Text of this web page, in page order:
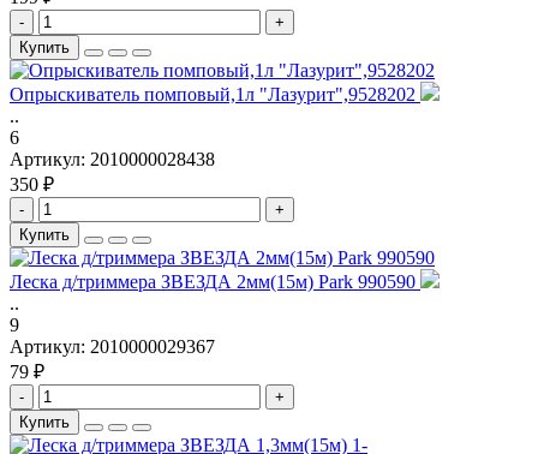
-
+
Купить
Опрыскиватель помповый,1л "Лазурит",9528202
..
6
Артикул: 2010000028438
350 ₽
-
+
Купить
Леска д/триммера ЗВЕЗДА 2мм(15м) Park 990590
..
9
Артикул: 2010000029367
79 ₽
-
+
Купить